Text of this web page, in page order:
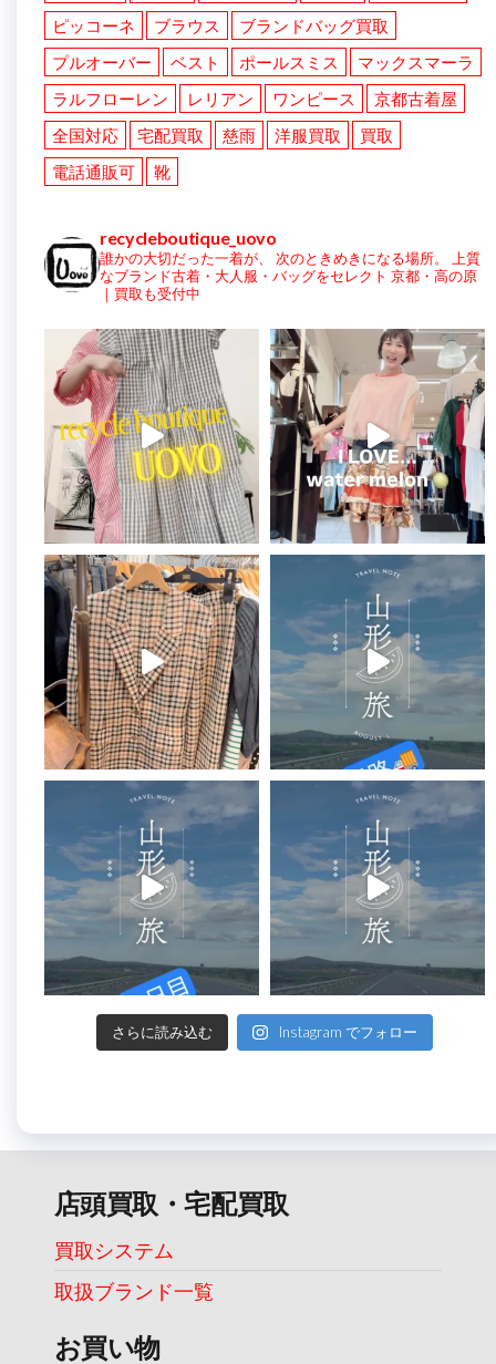
ピッコーネ
ブラウス
ブランドバッグ買取
プルオーバー
ベスト ポールスミス
マックスマーラ
ラルフローレン
レリアン ワンピース
京都古着屋
全国対応
宅配買取 慈雨 洋服買取
買取
電話通販可
靴
recycleboutique_uovo
誰かの大切だった一着が、 次のときめきになる場所。
上質
なブランド古着・大人服・バッグをセレクト 京都・高の原
｜買取も受付中
さらに読み込む Instagram でフォロー
店頭買取・宅配買取
買取システム
取扱ブランド一覧
お買い物